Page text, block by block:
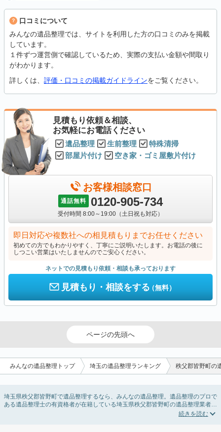
口コミについて
みんなの遺品整理では、サイトを利用した方の口コミのみを掲載
しています。
１件ずつ運営側で確認しているため、実際の支払い金額や間取り
がわかります。
詳しくは、 評価・口コミの掲載ガイドラインをご覧ください。
見積もり依頼＆相談、
お気軽にお電話ください
遺品整理 生前整理
特殊清掃
部屋片付け
空き家・ゴミ屋敷片付け
お客様相談窓口
通話無料 0120-905-734
受付時間 8:00～19:00（土日祝も対応）
即日対応や複数社への相見積もりまでお任せください
初めての方でもわかりやすく、丁寧にご説明いたします。お電話の後に
しつこい営業はいたしませんのでご安心ください。
ネットでの見積もり依頼・相談も承っております
見積もり・相談をする（無料）
ページの先頭へ
みんなの遺品整理トップ 埼玉の遺品整理ランキング 秩父郡皆野町の
埼玉県秩父郡皆野町で遺品整理するなら、みんなの遺品整理。遺品整理のプロで
ある遺品整理士の有資格者が在籍している埼玉県秩父郡皆野町の遺品整理業者が
掲載されています。遺品処分を即日対応してくれる実家の片付け業者や遺品整理